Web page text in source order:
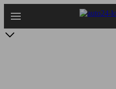
Hauptinhalt